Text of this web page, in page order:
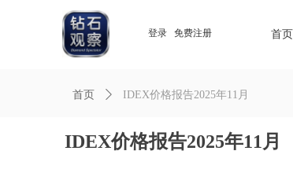
首页
登录 免费注册
IDEX价格报告2025年11月
首页 ꄲ IDEX价格报告2025年11月